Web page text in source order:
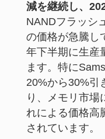
減を継続し、
NANDフラッシ
の価格が急騰し
年下半期に生産
ます。特に
20%から30%引
り、メモリ市場
れによる価格高
されています。